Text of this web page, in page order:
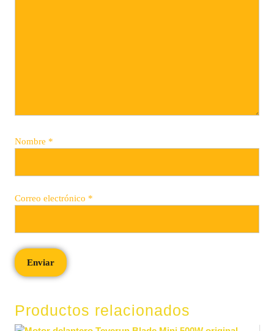
Nombre *
Correo electrónico *
Productos relacionados